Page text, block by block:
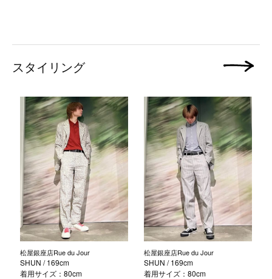
スタイリング
松屋銀座店Rue du Jour
SHUN / 169cm
着用サイズ：80cm
松屋銀座店Rue du Jour
SHUN / 169cm
着用サイズ：80cm
次の画像